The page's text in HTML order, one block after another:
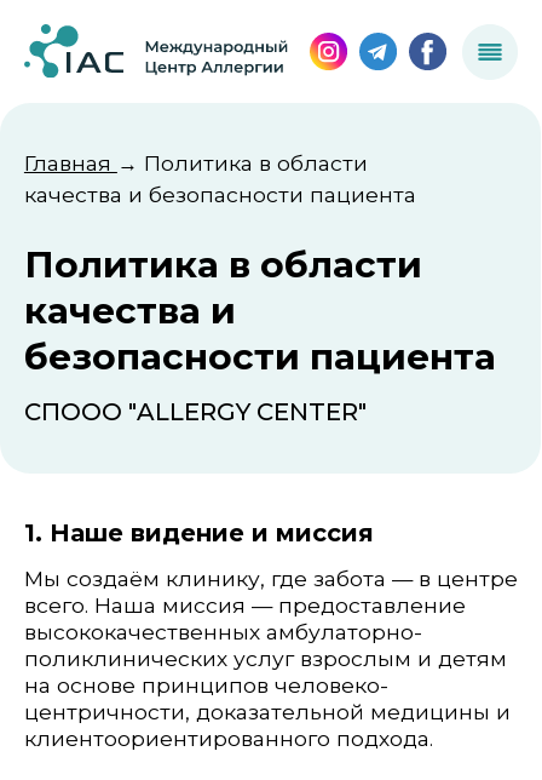
качества и безопасности пациента
Политика в области
качества и
безопасности пациента
СПООО "ALLERGY CENTER"
поликлинических услуг взрослым и детям
на основе принципов человеко-
центричности, доказательной медицины и
клиентоориентированного подхода.
2. Наши принципы
Мы признаём, что качество и безопасность
медицинской помощи — основа доверия
пациентов, эффективности процессов и
устойчивого развития. В своей